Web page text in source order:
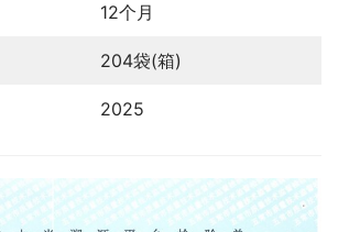
12个月
204袋(箱)
2025